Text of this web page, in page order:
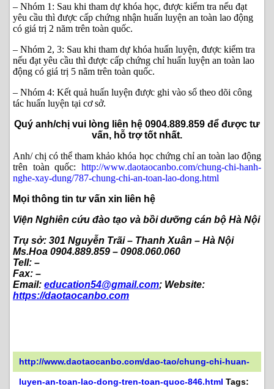
– Nhóm 1: Sau khi tham dự khóa học, được kiểm tra nếu đạt
yêu cầu thì được cấp chứng nhận huấn luyện an toàn lao động
có giá trị 2 năm trên toàn quốc.
– Nhóm 2, 3: Sau khi tham dự khóa huấn luyện, được kiểm tra
nếu đạt yêu cầu thì được cấp chứng chỉ huấn luyện an toàn lao
động có giá trị 5 năm trên toàn quốc.
– Nhóm 4: Kết quả huấn luyện được ghi vào sổ theo dõi công
tác huấn luyện tại cơ sở.
Quý anh/chị vui lòng liên hệ 0904.889.859 để được tư
vấn, hỗ trợ tốt nhất.
Anh/ chị có thể tham khảo khóa học chứng chỉ an toàn lao động
trên toàn quốc:http://www.daotaocanbo.com/chung-chi-hanh-
nghe-xay-dung/787-chung-chi-an-toan-lao-dong.html
Mọi thông tin tư vấn xin liên hệ
Viện Nghiên cứu đào tạo và bồi dưỡng cán bộ Hà Nội
Trụ sở: 301 Nguyễn Trãi – Thanh Xuân – Hà Nội
Ms.Hoa 0904.889.859 – 0908.060.060
Tell: –
Fax: –
Email: education54@gmail.com; Website:
https://daotaocanbo.com
http://www.daotaocanbo.com/dao-tao/chung-chi-huan-
luyen-an-toan-lao-dong-tren-toan-quoc-846.html Tags: